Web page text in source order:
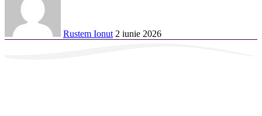
Rustem Ionut 2 iunie 2026